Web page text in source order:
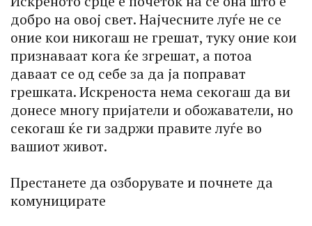
добро на овој свет. Најчесните луѓе не се
оние кои никогаш не грешат, туку оние кои
признаваат кога ќе згрешат, а потоа
даваат се од себе за да ја поправат
грешката. Искреноста нема секогаш да ви
донесе многу пријатели и обожаватели, но
секогаш ќе ги задржи правите луѓе во
вашиот живот.
Престанете да озборувате и почнете да
комуницирате